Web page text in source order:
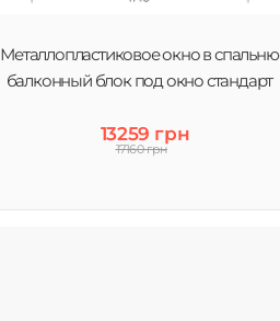
Металлопластиковое окно в спальню
балконный блок под окно стандарт
13259 грн
17160 грн